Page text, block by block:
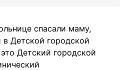
спасали маму,
Детской городской
Детский городской